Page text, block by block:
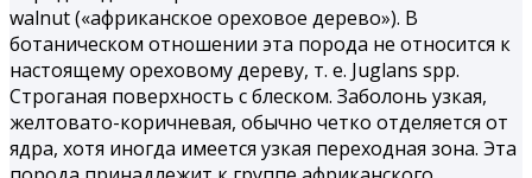
walnut («африканское ореховое дерево»). В
ботаническом отношении эта порода не относится к
настоящему ореховому дереву, т. е. Juglans spp.
Строганая поверхность с блеском. Заболонь узкая,
желтовато-коричневая, обычно четко отделяется от
ядра, хотя иногда имеется узкая переходная зона. Эта